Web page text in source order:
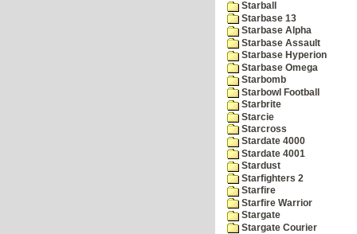
Starball
Starbase 13
Starbase Alpha
Starbase Assault
Starbase Hyperion
Starbase Omega
Starbomb
Starbowl Football
Starbrite
Starcie
Starcross
Stardate 4000
Stardate 4001
Stardust
Starfighters 2
Starfire
Starfire Warrior
Stargate
Stargate Courier